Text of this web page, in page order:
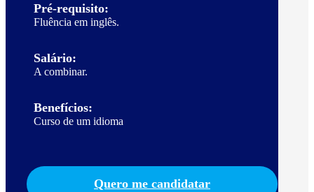
Pré-requisito:
Fluência em inglês.
Salário:
A combinar.
Benefícios:
Curso de um idioma
Quero me candidatar